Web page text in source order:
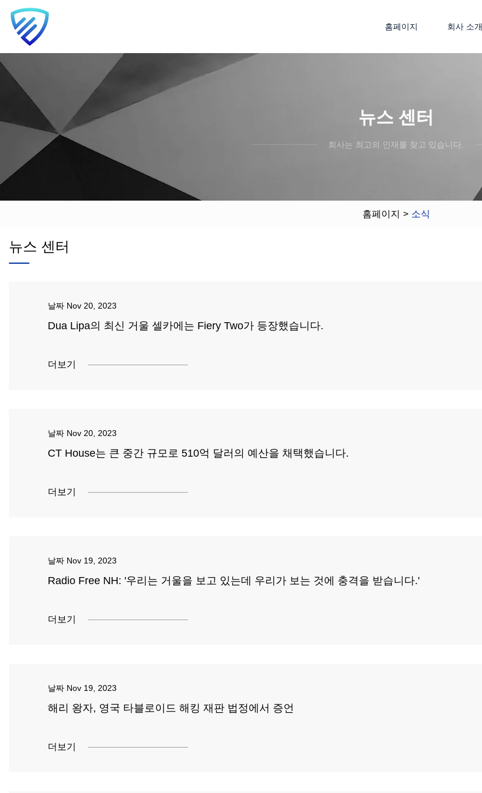
홈페이지 회사 소개
뉴스 센터
회사는 최고의 인재를 찾고 있습니다.
홈페이지 > 소식
뉴스 센터
날짜 Nov 20, 2023
Dua Lipa의 최신 거울 셀카에는 Fiery Two가 등장했습니다.
더보기
날짜 Nov 20, 2023
CT House는 큰 중간 규모로 510억 달러의 예산을 채택했습니다.
더보기
날짜 Nov 19, 2023
Radio Free NH: '우리는 거울을 보고 있는데 우리가 보는 것에 충격을 받습니다.'
더보기
날짜 Nov 19, 2023
해리 왕자, 영국 타블로이드 해킹 재판 법정에서 증언
더보기